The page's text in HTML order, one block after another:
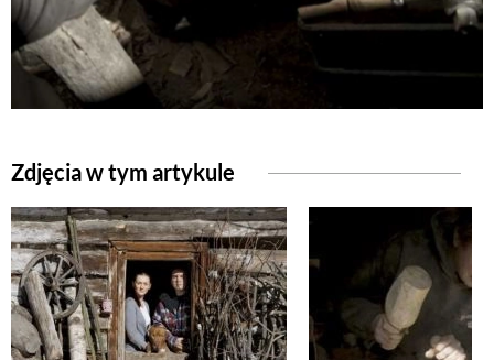
Zdjęcia w tym artykule
DLA DOMU
EKO ŻYCIE
PRZYRODA
ZWIERZĘTA DOMOWE
ZWIERZĘTA W NATURZE